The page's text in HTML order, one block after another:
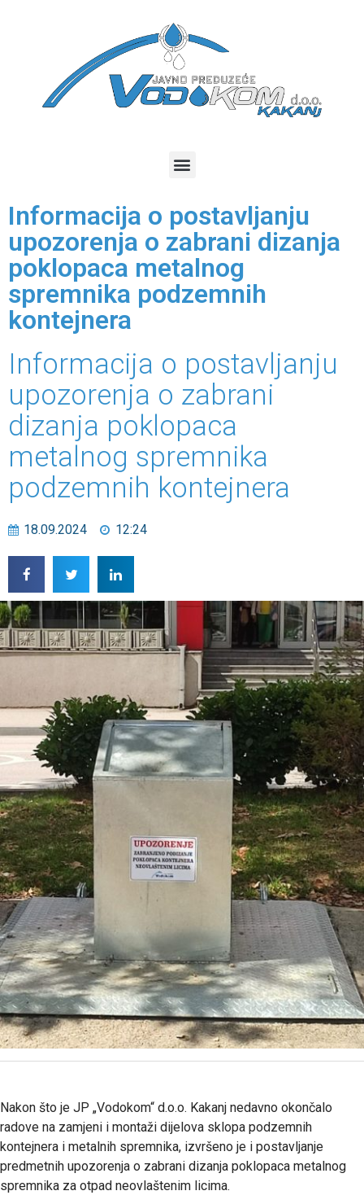
Informacija o postavljanju
upozorenja o zabrani dizanja
poklopaca metalnog
spremnika podzemnih
kontejnera
Informacija o postavljanju
upozorenja o zabrani
dizanja poklopaca
metalnog spremnika
podzemnih kontejnera
18.09.2024 12:24
Nakon što je JP „Vodokom“ d.o.o. Kakanj nedavno okončalo
radove na zamjeni i montaži dijelova sklopa podzemnih
kontejnera i metalnih spremnika, izvršeno je i postavljanje
predmetnih upozorenja o zabrani dizanja poklopaca metalnog
spremnika za otpad neovlaštenim licima.